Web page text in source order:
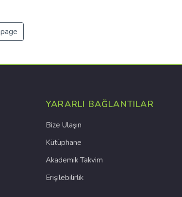
YARARLI BAĞLANTILAR
Bize Ulaşın
Kütüphane
Akademik Takvim
Erişilebilirlik